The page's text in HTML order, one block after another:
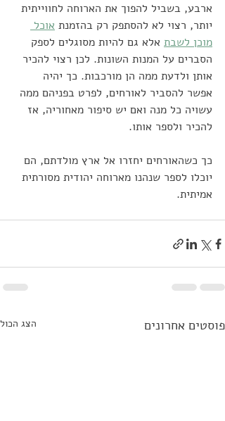
ארבע, בשביל להפוך את הארוחה לחווייתית
יותר, רצוי לא להסתפק רק בהזמנת אוכל
מוכן לשבת אלא גם להיות מסוגלים לספק
הסברים על המנות השונות. לכן רצוי להכיר
אותן ולדעת ממה הן מורכבות. כך יהיה
אפשר להסביר לאורחים, לפרט בפניהם ממה
עשויה כל מנה ואם יש סיפור מאחוריה, אז
להכיר ולספר אותו.
כך כשהאורחים יחזרו אל ארץ מולדתם, הם
יוכלו לספר שנהנו מארוחה יהודית מסורתית
אמיתית.
פוסטים אחרונים הצג הכול